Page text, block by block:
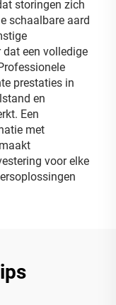
storingen zich
schaalbare aard
een volledige
prestaties in
en
Een
met
voor elke